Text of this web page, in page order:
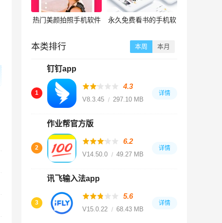
热门美颜拍照手机软件
永久免费看书的手机软
本类排行 本周 本月
钉钉app
1
4.3
V8.3.45 297.10 MB
详情
作业帮官方版
2
6.2
V14.50.0 49.27 MB
详情
讯飞输入法app
3
5.6
V15.0.22 68.43 MB
详情